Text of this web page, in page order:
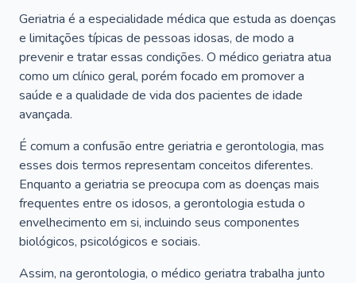
Geriatria é a especialidade médica que estuda as doenças
e limitações típicas de pessoas idosas, de modo a
prevenir e tratar essas condições. O médico geriatra atua
como um clínico geral, porém focado em promover a
saúde e a qualidade de vida dos pacientes de idade
avançada.
É comum a confusão entre geriatria e gerontologia, mas
esses dois termos representam conceitos diferentes.
Enquanto a geriatria se preocupa com as doenças mais
frequentes entre os idosos, a gerontologia estuda o
envelhecimento em si, incluindo seus componentes
biológicos, psicológicos e sociais.
Assim, na gerontologia, o médico geriatra trabalha junto